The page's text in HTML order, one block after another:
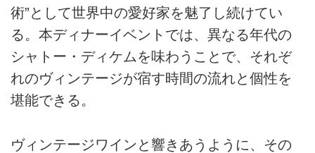
術”として世界中の愛好家を魅了し続けてい
る。本ディナーイベントでは、異なる年代の
シャトー・ディケムを味わうことで、それぞ
れのヴィンテージが宿す時間の流れと個性を
堪能できる。
ヴィンテージワインと響きあうように、その